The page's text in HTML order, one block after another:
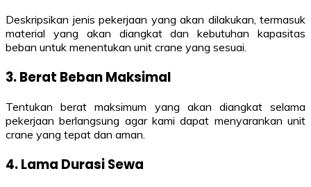
Deskripsikan jenis pekerjaan yang akan dilakukan, termasuk
material yang akan diangkat dan kebutuhan kapasitas
beban untuk menentukan unit crane yang sesuai.
3. Berat Beban Maksimal
Tentukan berat maksimum yang akan diangkat selama
pekerjaan berlangsung agar kami dapat menyarankan unit
crane yang tepat dan aman.
4. Lama Durasi Sewa